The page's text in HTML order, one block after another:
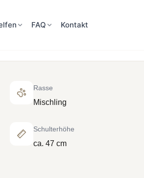
FAQ Kontakt
Rasse
Mischling
Schulterhöhe
ca. 47 cm